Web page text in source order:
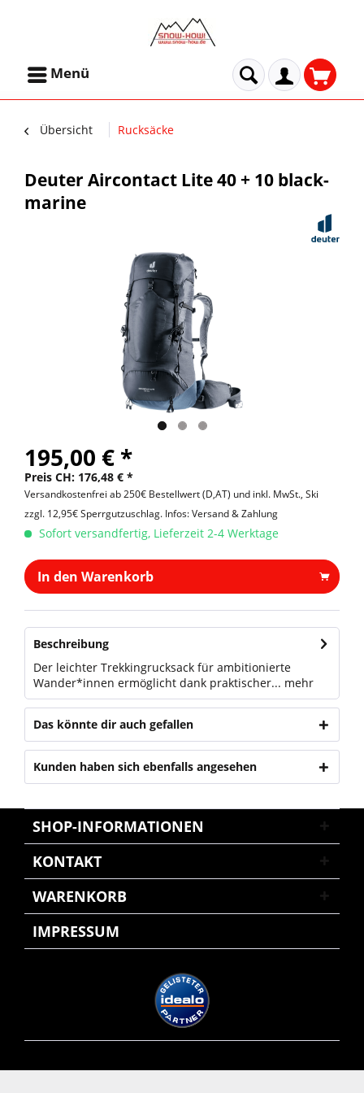
Menü
Übersicht Rucksäcke
Deuter Aircontact Lite 40 + 10 black-
marine
195,00 € *
Preis CH: 176,48 € *
Versandkostenfrei ab 250€ Bestellwert (D,AT) und inkl. MwSt., Ski
zzgl. 12,95€ Sperrgutzuschlag. Infos: Versand & Zahlung
Sofort versandfertig, Lieferzeit 2-4 Werktage
In den Warenkorb
Beschreibung
Der leichter Trekkingrucksack für ambitionierte
Wander*innen ermöglicht dank praktischer... mehr
Das könnte dir auch gefallen
Kunden haben sich ebenfalls angesehen
SHOP-INFORMATIONEN
KONTAKT
WARENKORB
IMPRESSUM